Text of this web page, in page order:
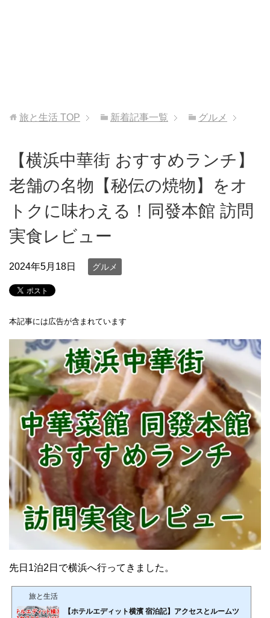
旅と生活 TOP 新着記事一覧 グルメ
【横浜中華街 おすすめランチ】
老舗の名物【秘伝の焼物】をオ
トクに味わえる！同發本館 訪問
実食レビュー
2024年5月18日 グルメ
本記事には広告が含まれています
先日1泊2日で横浜へ行ってきました。
旅と生活
【ホテルエディット横濱 宿泊記】アクセスとルームツ